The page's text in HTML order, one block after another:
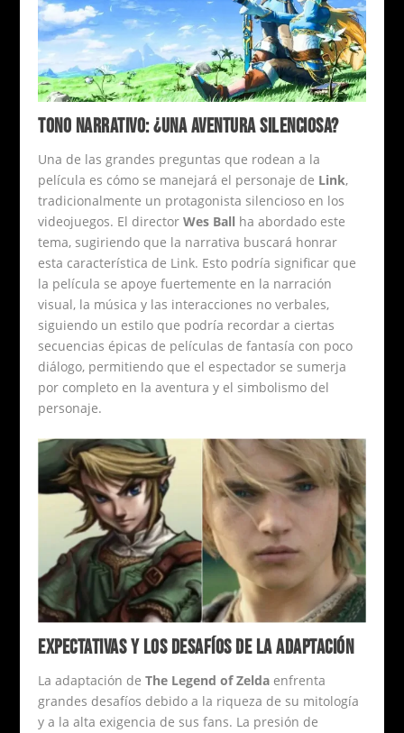
TONO NARRATIVO: ¿UNA AVENTURA SILENCIOSA?
Una de las grandes preguntas que rodean a la
película es cómo se manejará el personaje de Link,
tradicionalmente un protagonista silencioso en los
videojuegos. El directorWes Ball ha abordado este
tema, sugiriendo que la narrativa buscará honrar
esta característica de Link. Esto podría significar que
la película se apoye fuertemente en la narración
visual, la música y las interacciones no verbales,
siguiendo un estilo que podría recordar a ciertas
secuencias épicas de películas de fantasía con poco
diálogo, permitiendo que el espectador se sumerja
por completo en la aventura y el simbolismo del
personaje.
EXPECTATIVAS Y LOS DESAFÍOS DE LA ADAPTACIÓN
La adaptación deThe Legend of Zelda enfrenta
grandes desafíos debido a la riqueza de su mitología
y a la alta exigencia de sus fans. La presión de